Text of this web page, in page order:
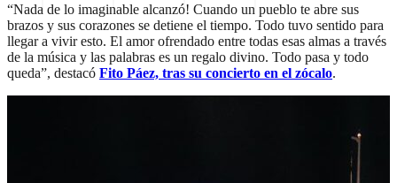
“Nada de lo imaginable alcanzó! Cuando un pueblo te abre sus
brazos y sus corazones se detiene el tiempo. Todo tuvo sentido para
llegar a vivir esto. El amor ofrendado entre todas esas almas a través
de la música y las palabras es un regalo divino. Todo pasa y todo
queda”, destacó Fito Páez, tras su concierto en el zócalo.